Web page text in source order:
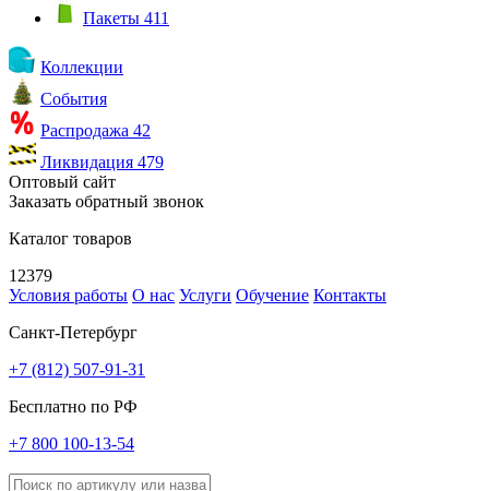
Пакеты 411
Коллекции
События
Распродажа 42
Ликвидация 479
Оптовый сайт
Заказать обратный звонок
Каталог товаров
12379
Условия работы О нас Услуги Обучение Контакты
Санкт-Петербург
+7 (812) 507-91-31
Бесплатно по РФ
+7 800 100-13-54